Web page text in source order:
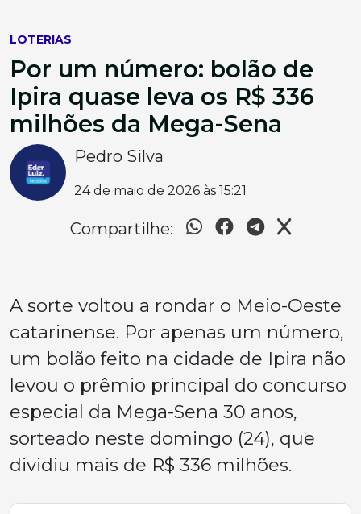
LOTERIAS
Por um número: bolão de
Ipira quase leva os R$ 336
milhões da Mega-Sena
Pedro Silva
24 de maio de 2026 às 15:21
Compartilhe:
A sorte voltou a rondar o Meio-Oeste
catarinense. Por apenas um número,
um bolão feito na cidade de Ipira não
levou o prêmio principal do concurso
especial da Mega-Sena 30 anos,
sorteado neste domingo (24), que
dividiu mais de R$ 336 milhões.